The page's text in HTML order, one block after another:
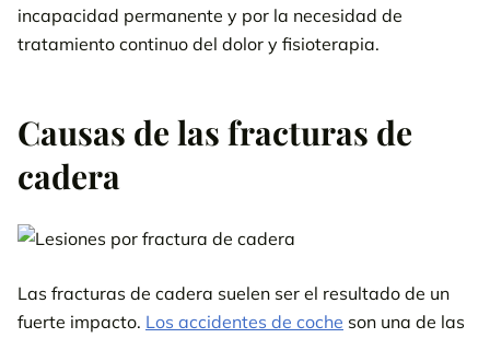
incapacidad permanente y por la necesidad de
tratamiento continuo del dolor y fisioterapia.
Causas de las fracturas de
cadera
Las fracturas de cadera suelen ser el resultado de un
fuerte impacto. Los accidentes de coche son una de las